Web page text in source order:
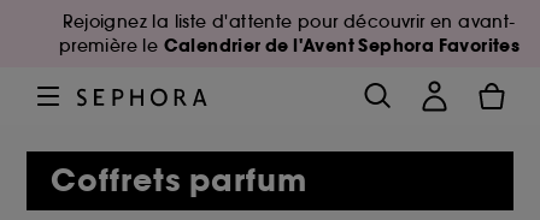
Rejoignez la liste d'attente pour découvrir en avant-
première le Calendrier de l'Avent Sephora Favorites
Coffrets parfum